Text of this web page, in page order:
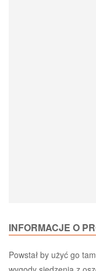
INFORMACJE O
Powstał by użyć go